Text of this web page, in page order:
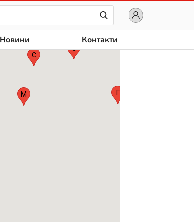
Новини Контакти
Г
М
С 2
С